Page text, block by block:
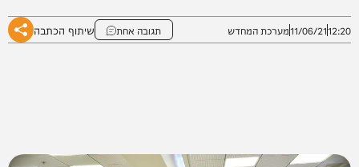
12:20
11/06/21מערכת המחדש תגובה אחת שיתוף הכתבה